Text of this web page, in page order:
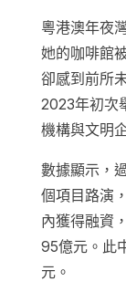
粵港澳年夜
她的咖啡館
卻感到前所
2023年初次
機構與文明
數據顯示，
個項目路演
內獲得融資
95億元。此
元。